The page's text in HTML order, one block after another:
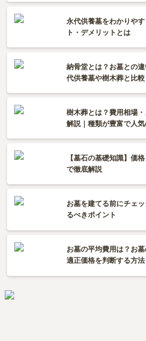
永代供養墓をわかりや
ト・デメリットとは
納骨堂とは？お墓との
代供養墓や樹木葬と比
樹木葬とは？費用相場
解説｜種類が豊富で人
【墓石の基礎知識】価
で徹底解説
お墓を建てる前にチェ
るべきポイント
お墓の平均費用は？お
適正価格を判断する方法